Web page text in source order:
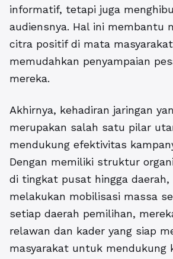
informatif, tetapi juga
audiensnya. Hal ini membantu
citra positif di mata
memudahkan penyampaian
mereka.
Akhirnya, kehadiran jaringan
merupakan salah satu pilar
mendukung efektivitas
Dengan memiliki struktur
di tingkat pusat hingga daerah,
melakukan mobilisasi massa
setiap daerah pemilihan,
relawan dan kader yang siap
masyarakat untuk mendukung